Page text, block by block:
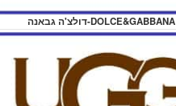
דולצ'ה גבאנה-DOLCE&GABBANA